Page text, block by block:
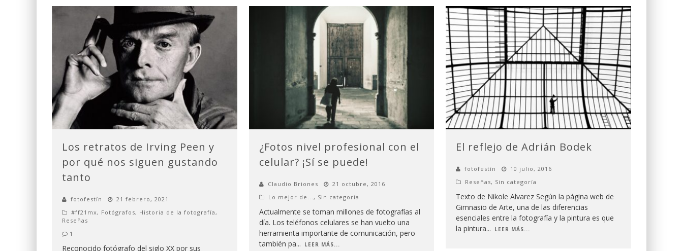
Los retratos de Irving Peen y
por qué nos siguen gustando
tanto
fotofestín
21 febrero, 2021
#ff21mx, Fotógrafos, Historia de la fotografía,
Reseñas
1
Reconocido fotógrafo del siglo XX por sus
¿Fotos nivel profesional con el
celular? ¡Sí se puede!
Claudio Briones
21 octubre, 2016
Lo mejor de..., Sin categoría
Actualmente se toman millones de fotografías al
día. Los teléfonos celulares se han vuelto una
herramienta importante de comunicación, pero
también pa... LEER MÁS...
El reflejo de Adrián Bodek
fotofestín
10 julio, 2016
Reseñas, Sin categoría
Texto de Nikole Alvarez Según la página web de
Gimnasio de Arte, una de las diferencias
esenciales entre la fotografía y la pintura es que
la pintura... LEER MÁS...